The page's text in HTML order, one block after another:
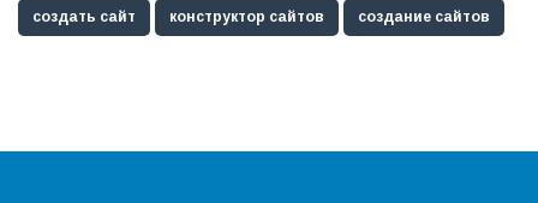
создать сайт конструктор сайтов создание сайтов